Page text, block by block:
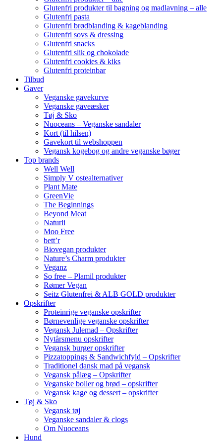
Glutenfri produkter til bagning og madlavning – alle
Glutenfri pasta
Glutenfri brødblanding & kageblanding
Glutenfri sovs & dressing
Glutenfri snacks
Glutenfri slik og chokolade
Glutenfri cookies & kiks
Glutenfri proteinbar
Tilbud
Gaver
Veganske gavekurve
Veganske gaveæsker
Tøj & Sko
Nuoceans – Veganske sandaler
Kort (til hilsen)
Gavekort til webshoppen
Vegansk kogebog og andre veganske bøger
Top brands
Well Well
Simply V ostealternativer
Plant Mate
GreenVie
The Beginnings
Beyond Meat
Naturli
Moo Free
bett’r
Biovegan produkter
Nature’s Charm produkter
Veganz
So free – Plamil produkter
Rømer Vegan
Seitz Glutenfrei & ALB GOLD produkter
Opskrifter
Proteinrige veganske opskrifter
Børnevenlige veganske opskrifter
Vegansk Julemad – Opskrifter
Nytårsmenu opskrifter
Vegansk burger opskrifter
Pizzatoppings & Sandwichfyld – Opskrifter
Traditionel dansk mad på vegansk
Vegansk pålæg – Opskrifter
Veganske boller og brød – opskrifter
Vegansk kage og dessert – opskrifter
Tøj & Sko
Vegansk tøj
Veganske sandaler & clogs
Om Nuoceans
Hund